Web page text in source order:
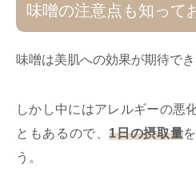
味噌の注意点も知って
味噌は美肌への効果が期待でき
しかし中にはアレルギーの悪
ともあるので、1日の摂取量
う。